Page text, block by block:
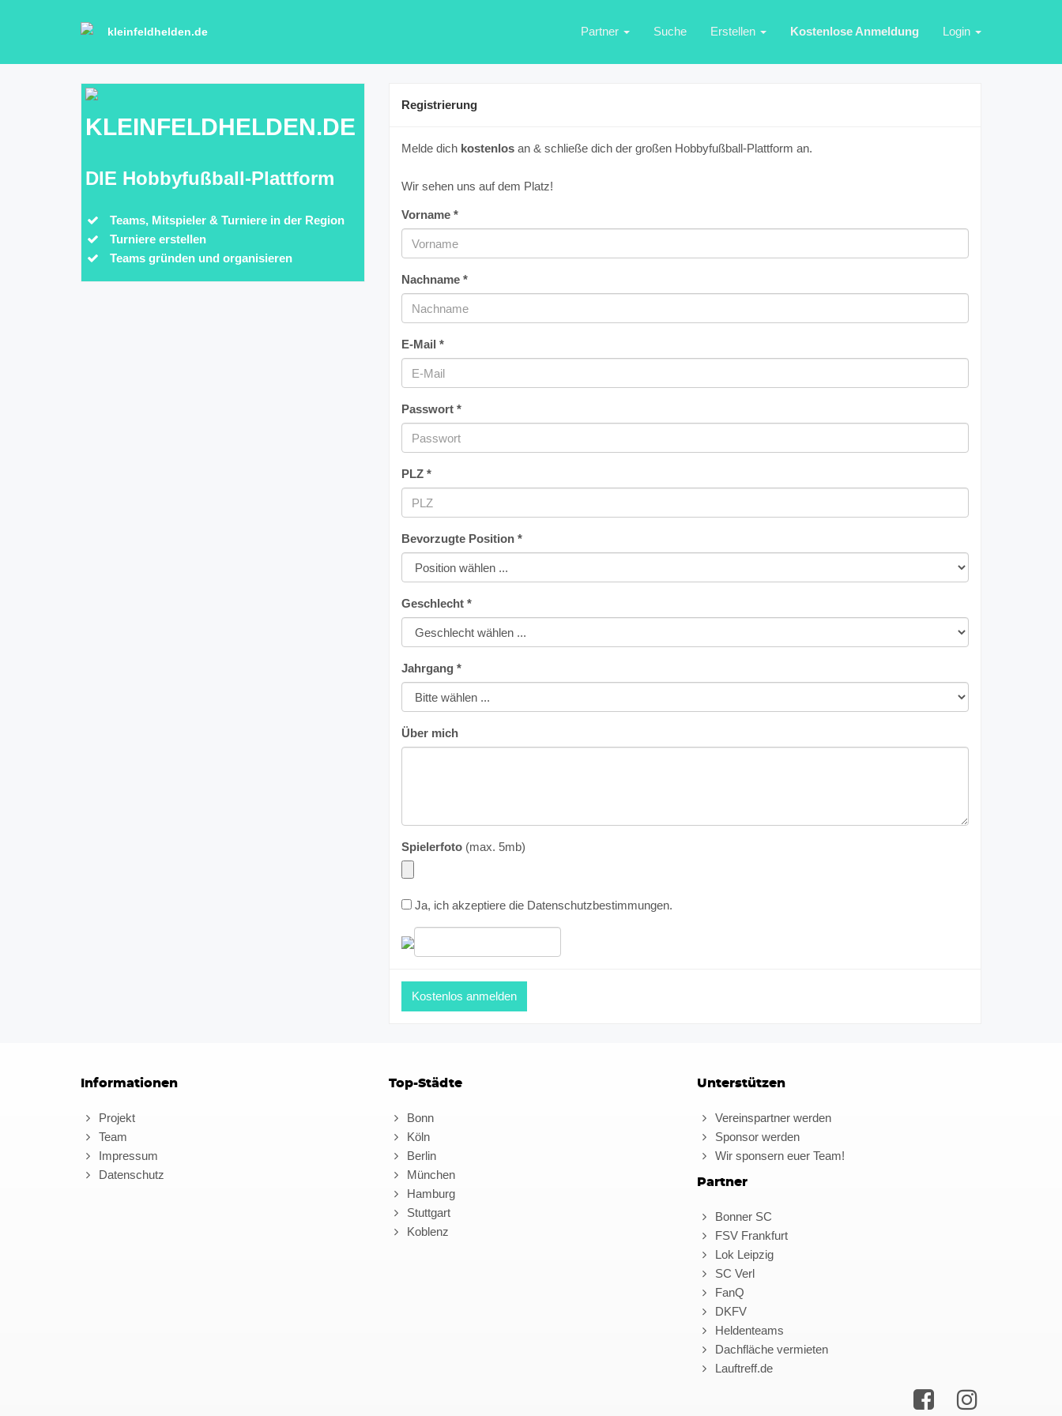
kleinfeldhelden.de Partner Suche Erstellen Kostenlose Anmeldung Login
KLEINFELDHELDEN.DE
DIE Hobbyfußball-Plattform
Teams, Mitspieler & Turniere in der Region
Turniere erstellen
Teams gründen und organisieren
Registrierung
Melde dich kostenlos an & schließe dich der großen Hobbyfußball-Plattform an.
Wir sehen uns auf dem Platz!
Vorname *
Nachname *
E-Mail *
Passwort *
PLZ *
Bevorzugte Position *
Geschlecht *
Jahrgang *
Über mich
Spielerfoto (max. 5mb)
Ja, ich akzeptiere die Datenschutzbestimmungen.
Informationen
Projekt
Team
Impressum
Datenschutz
Top-Städte
Bonn
Köln
Berlin
München
Hamburg
Stuttgart
Koblenz
Unterstützen
Vereinspartner werden
Sponsor werden
Wir sponsern euer Team!
Partner
Bonner SC
FSV Frankfurt
Lok Leipzig
SC Verl
FanQ
DKFV
Heldenteams
Dachfläche vermieten
Lauftreff.de